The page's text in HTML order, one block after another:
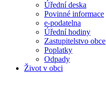
Úřední deska
Povinné informace
e-podatelna
Úřední hodiny
Zastupitelstvo obce
Poplatky
Odpady
Život v obci